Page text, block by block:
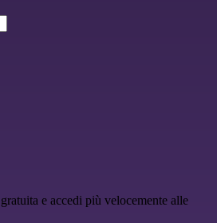
e accedi più velocemente alle